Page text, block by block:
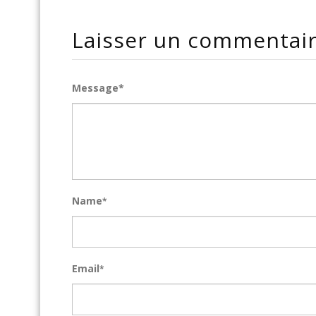
Laisser un
Message*
Name*
Email*